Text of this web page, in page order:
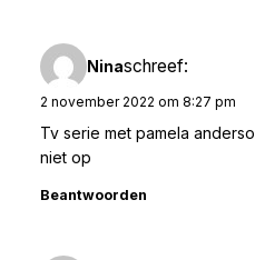
Ninaschreef:
2 november 2022 om 8:27 pm
Tv serie met pamela
niet op
Beantwoorden